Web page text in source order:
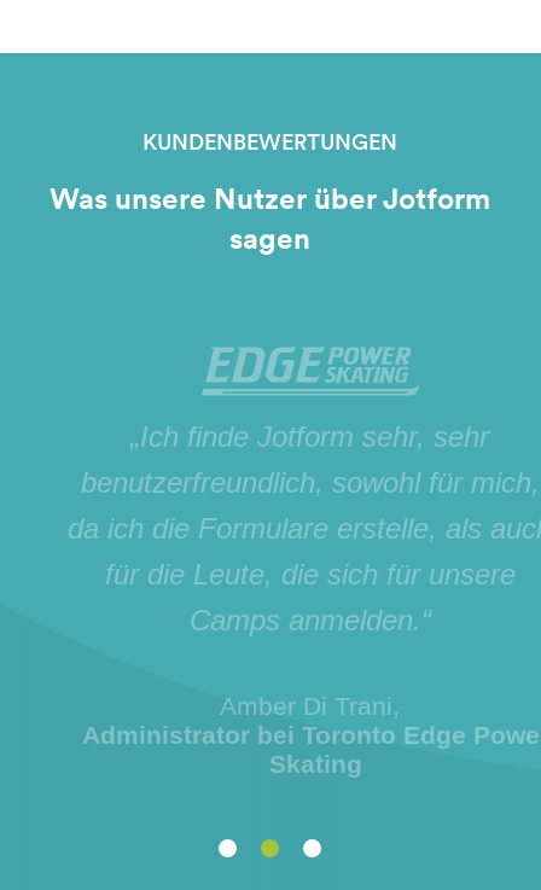
KUNDENBEWERTUNGEN
Was unsere Nutzer über Jotform
sagen
„Ich finde Jotform sehr, sehr
benutzerfreundlich, sowohl für mich,
da ich die Formulare erstelle, als auch
für die Leute, die sich für unsere
Camps anmelden.“
Amber Di Trani,
Administrator bei Toronto Edge Power
Skating